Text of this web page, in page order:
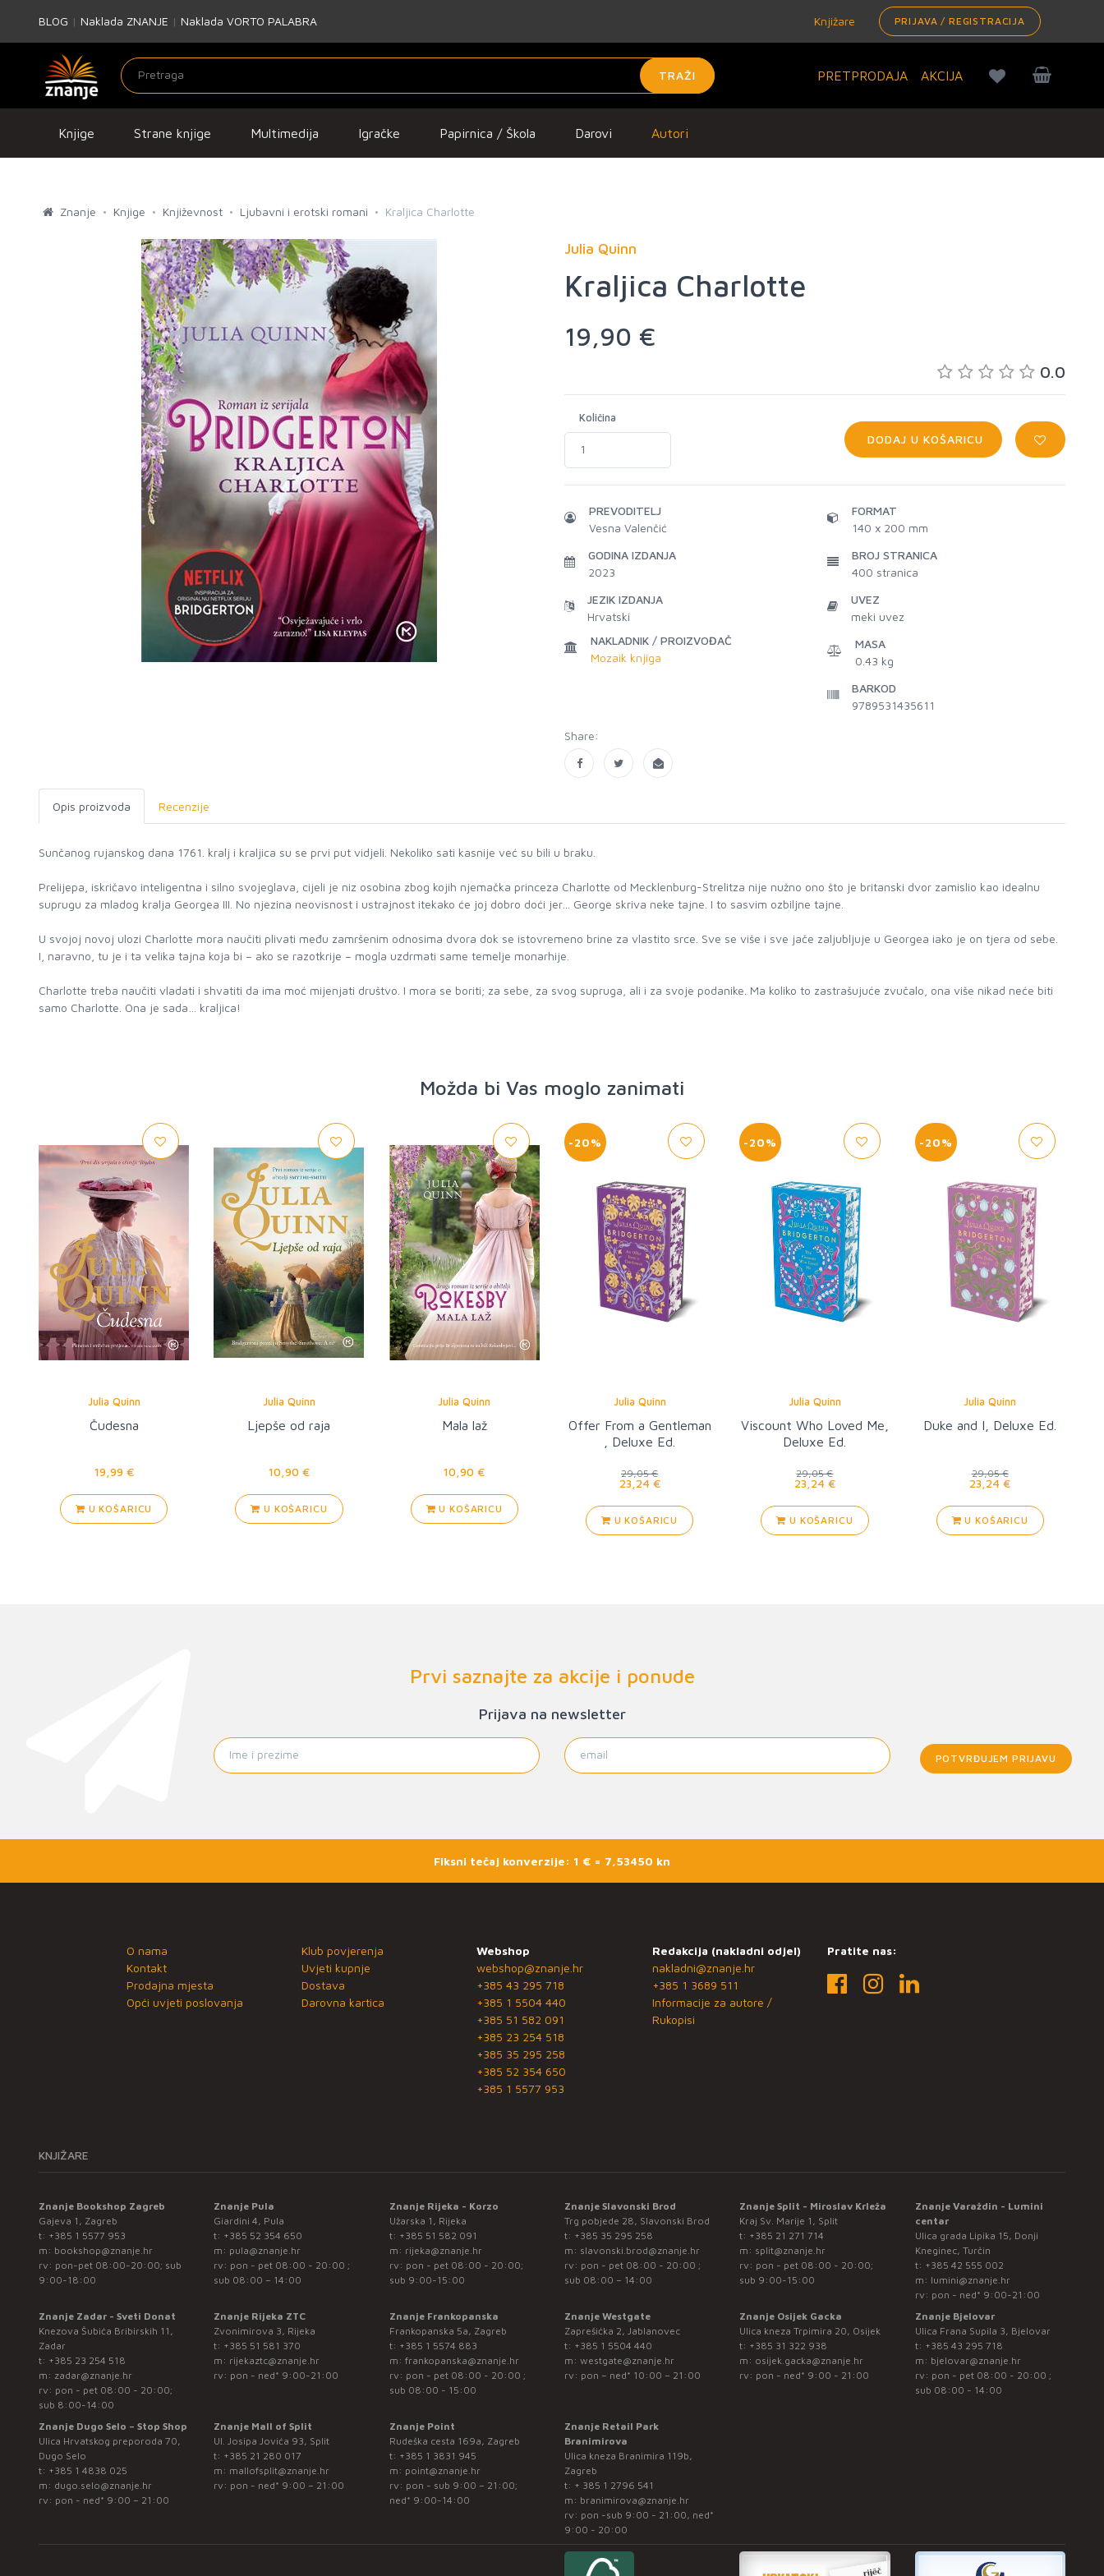
BLOG | Naklada ZNANJE | Naklada VORTO PALABRA Knjižare PRIJAVA / REGISTRACIJA
TRAŽI PRETPRODAJA AKCIJA
Knjige Strane knjige Multimedija Igračke Papirnica / Škola Darovi Autori
Znanje Knjige Književnost Ljubavni i erotski romani Kraljica Charlotte
Julia Quinn
Kraljica Charlotte
19,90 €
0.0
Količina
DODAJ U KOŠARICU
PREVODITELJ
Vesna Valenčić
GODINA IZDANJA
2023
JEZIK IZDANJA
Hrvatski
NAKLADNIK / PROIZVOĐAČ
Mozaik knjiga
FORMAT
140 x 200 mm
BROJ STRANICA
400 stranica
UVEZ
meki uvez
MASA
0.43 kg
BARKOD
9789531435611
Share:
Opis proizvoda Recenzije
Sunčanog rujanskog dana 1761. kralj i kraljica su se prvi put vidjeli. Nekoliko sati kasnije već su bili u braku.
Prelijepa, iskričavo inteligentna i silno svojeglava, cijeli je niz osobina zbog kojih njemačka princeza Charlotte od Mecklenburg-Strelitza nije nužno ono što je britanski dvor zamislio kao idealnu
suprugu za mladog kralja Georgea III. No njezina neovisnost i ustrajnost itekako će joj dobro doći jer… George skriva neke tajne. I to sasvim ozbiljne tajne.
U svojoj novoj ulozi Charlotte mora naučiti plivati među zamršenim odnosima dvora dok se istovremeno brine za vlastito srce. Sve se više i sve jače zaljubljuje u Georgea iako je on tjera od sebe.
I, naravno, tu je i ta velika tajna koja bi – ako se razotkrije – mogla uzdrmati same temelje monarhije.
Charlotte treba naučiti vladati i shvatiti da ima moć mijenjati društvo. I mora se boriti; za sebe, za svog supruga, ali i za svoje podanike. Ma koliko to zastrašujuće zvučalo, ona više nikad neće biti
samo Charlotte. Ona je sada… kraljica!
Možda bi Vas moglo zanimati
Julia Quinn
Čudesna
19,99 €
U KOŠARICU
Julia Quinn
Ljepše od raja
10,90 €
U KOŠARICU
Julia Quinn
Mala laž
10,90 €
U KOŠARICU
-20%
Julia Quinn
Offer From a Gentleman
, Deluxe Ed.
29,05 €
23,24 €
U KOŠARICU
-20%
Julia Quinn
Viscount Who Loved Me,
Deluxe Ed.
29,05 €
23,24 €
U KOŠARICU
-20%
Julia Quinn
Duke and I, Deluxe Ed.
29,05 €
23,24 €
U KOŠARICU
Prvi saznajte za akcije i ponude
Prijava na newsletter
POTVRĐUJEM PRIJAVU
Fiksni tečaj konverzije: 1 € = 7,53450 kn
O nama
Kontakt
Prodajna mjesta
Opći uvjeti poslovanja
Klub povjerenja
Uvjeti kupnje
Dostava
Darovna kartica
Webshop
webshop@znanje.hr
+385 43 295 718
+385 1 5504 440
+385 51 582 091
+385 23 254 518
+385 35 295 258
+385 52 354 650
+385 1 5577 953
Redakcija (nakladni odjel)
nakladni@znanje.hr
+385 1 3689 511
Informacije za autore /
Rukopisi
Pratite nas:
KNJIŽARE
Znanje Bookshop Zagreb
Gajeva 1, Zagreb
t: +385 1 5577 953
m: bookshop@znanje.hr
rv: pon-pet 08:00-20:00; sub
9:00-18:00
Znanje Pula
Giardini 4, Pula
t: +385 52 354 650
m: pula@znanje.hr
rv: pon - pet 08:00 - 20:00 ;
sub 08:00 – 14:00
Znanje Rijeka - Korzo
Užarska 1, Rijeka
t: +385 51 582 091
m: rijeka@znanje.hr
rv: pon - pet 08:00 - 20:00;
sub 9:00-15:00
Znanje Slavonski Brod
Trg pobjede 28, Slavonski Brod
t: +385 35 295 258
m: slavonski.brod@znanje.hr
rv: pon - pet 08:00 - 20:00 ;
sub 08:00 – 14:00
Znanje Split - Miroslav Krleža
Kraj Sv. Marije 1, Split
t: +385 21 271 714
m: split@znanje.hr
rv: pon - pet 08:00 - 20:00;
sub 9:00-15:00
Znanje Varaždin - Lumini
centar
Ulica grada Lipika 15, Donji
Kneginec, Turčin
t: +385 42 555 002
m: lumini@znanje.hr
rv: pon - ned* 9:00-21:00
Znanje Zadar - Sveti Donat
Knezova Šubića Bribirskih 11,
Zadar
t: +385 23 254 518
m: zadar@znanje.hr
rv: pon - pet 08:00 - 20:00;
sub 8:00-14:00
Znanje Rijeka ZTC
Zvonimirova 3, Rijeka
t: +385 51 581 370
m: rijekaztc@znanje.hr
rv: pon - ned* 9:00-21:00
Znanje Frankopanska
Frankopanska 5a, Zagreb
t: +385 1 5574 883
m: frankopanska@znanje.hr
rv: pon - pet 08:00 - 20:00 ;
sub 08:00 - 15:00
Znanje Westgate
Zaprešićka 2, Jablanovec
t: +385 1 5504 440
m: westgate@znanje.hr
rv: pon – ned* 10:00 – 21:00
Znanje Osijek Gacka
Ulica kneza Trpimira 20, Osijek
t: +385 31 322 938
m: osijek.gacka@znanje.hr
rv: pon - ned* 9:00 - 21:00
Znanje Bjelovar
Ulica Frana Supila 3, Bjelovar
t: +385 43 295 718
m: bjelovar@znanje.hr
rv: pon - pet 08:00 - 20:00 ;
sub 08:00 - 14:00
Znanje Dugo Selo – Stop Shop
Ulica Hrvatskog preporoda 70,
Dugo Selo
t: +385 1 4838 025
m: dugo.selo@znanje.hr
rv: pon - ned* 9:00 – 21:00
Znanje Mall of Split
Ul. Josipa Jovića 93, Split
t: +385 21 280 017
m: mallofsplit@znanje.hr
rv: pon - ned* 9:00 – 21:00
Znanje Point
Rudeška cesta 169a, Zagreb
t: +385 1 3831 945
m: point@znanje.hr
rv: pon - sub 9:00 – 21:00;
ned* 9:00-14:00
Znanje Retail Park
Branimirova
Ulica kneza Branimira 119b,
Zagreb
t: + 385 1 2796 541
m: branimirova@znanje.hr
rv: pon -sub 9:00 - 21:00, ned*
9:00 - 20:00